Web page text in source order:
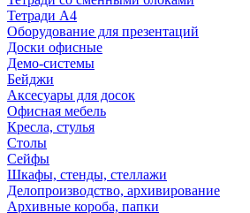
Тетради А4
Оборудование для презентаций
Доски офисные
Демо-системы
Бейджи
Аксесуары для досок
Офисная мебель
Кресла, стулья
Столы
Сейфы
Шкафы, стенды, стеллажи
Делопроизводство, архивирование
Архивные короба, папки